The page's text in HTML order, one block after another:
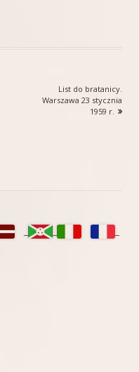
Następny
artykół:
List do bratanicy.
Warszawa 23 stycznia
1959 r.